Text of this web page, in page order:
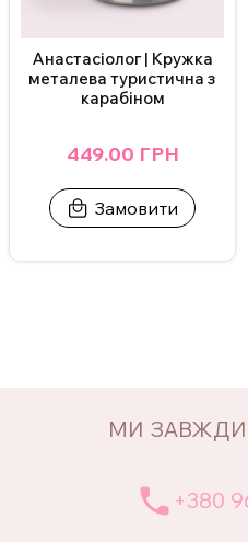
Анастасіолог | Кружка
металева туристична з
карабіном
449.00 ГРН
Замовити
МИ ЗАВЖДИ
+380